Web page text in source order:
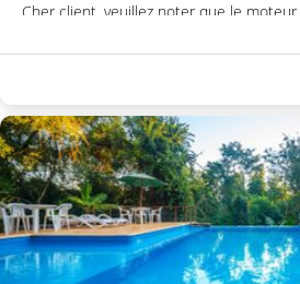
Cher client, veuillez noter que le
commerciaux effectueront le paiement
carte étant préchargée dans le
SI VOUS SOUHAITEZ VÉRIFIER
(versements/virements/acomptes),
DANS LES 48 HEURES SUIVANT LA
RÉSERVATION EN ENVOYANT UN E-
INFO@RAICESDELPLATA.COM. SINON,
EFFECTUÉ EN UN SEUL PAIEMENT